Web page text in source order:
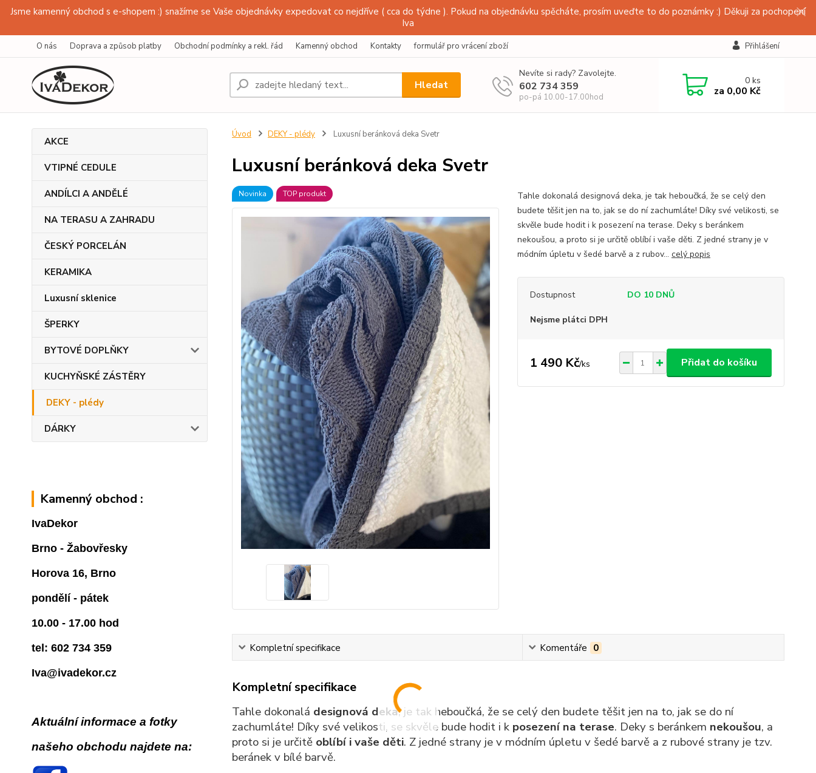
Jsme kamenný obchod s e-shopem :) snažíme se Vaše objednávky expedovat co nejdříve ( cca do týdne ). Pokud na objednávku spěcháte, prosím uveďte to do poznámky :) Děkuji za pochopení
Iva
O nás Doprava a způsob platby Obchodní podmínky a rekl. řád Kamenný obchod Kontakty formulář pro vrácení zboží Přihlášení
Hledat
Nevíte si rady? Zavolejte.
602 734 359
po-pá 10.00-17.00hod
0ks
za 0,00 Kč
AKCE
VTIPNÉ CEDULE
ANDÍLCI A ANDĚLÉ
NA TERASU A ZAHRADU
ČESKÝ PORCELÁN
KERAMIKA
Luxusní sklenice
ŠPERKY
BYTOVÉ DOPLŇKY
KUCHYŇSKÉ ZÁSTĚRY
DEKY - plédy
DÁRKY
Kamenný obchod :
IvaDekor
Brno - Žabovřesky
Horova 16, Brno
pondělí - pátek
10.00 - 17.00 hod
tel: 602 734 359
Iva@ivadekor.cz
Aktuální informace a fotky
našeho obchodu najdete na:
Úvod DEKY - plédy Luxusní beránková deka Svetr
Luxusní beránková deka Svetr
Novinka TOP produkt
Tahle dokonalá designová deka, je tak heboučká, že se celý den
budete těšit jen na to, jak se do ní zachumláte! Díky své velikosti, se
skvěle bude hodit i k posezení na terase. Deky s beránkem
nekoušou, a proto si je určitě oblíbí i vaše děti. Z jedné strany je v
módním úpletu v šedé barvě a z rubov... celý popis
Dostupnost DO 10 DNŮ
Nejsme plátci DPH
1 490 Kč/ks Přidat do košíku
Kompletní specifikace Komentáře 0
Kompletní specifikace
Tahle dokonalá designová deka, je tak heboučká, že se celý den budete těšit jen na to, jak se do ní
zachumláte! Díky své velikosti, se skvěle bude hodit i k posezení na terase. Deky s beránkem nekoušou, a
proto si je určitě oblíbí i vaše děti. Z jedné strany je v módním úpletu v šedé barvě a z rubové strany je tzv.
beránek v bílé barvě.